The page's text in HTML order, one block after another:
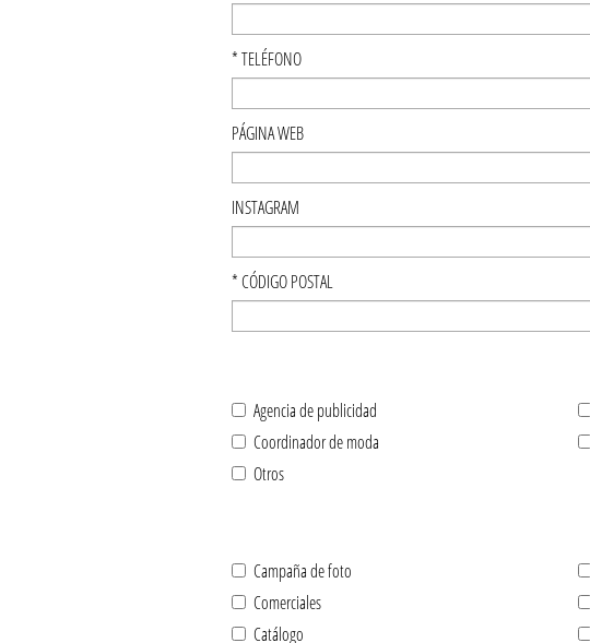
*TELÉFONO
PÁGINA WEB
INSTAGRAM
*CÓDIGO POSTAL
Agencia de publicidad
Coordinador de moda
Otros
Campaña de foto
Comerciales
Catálogo